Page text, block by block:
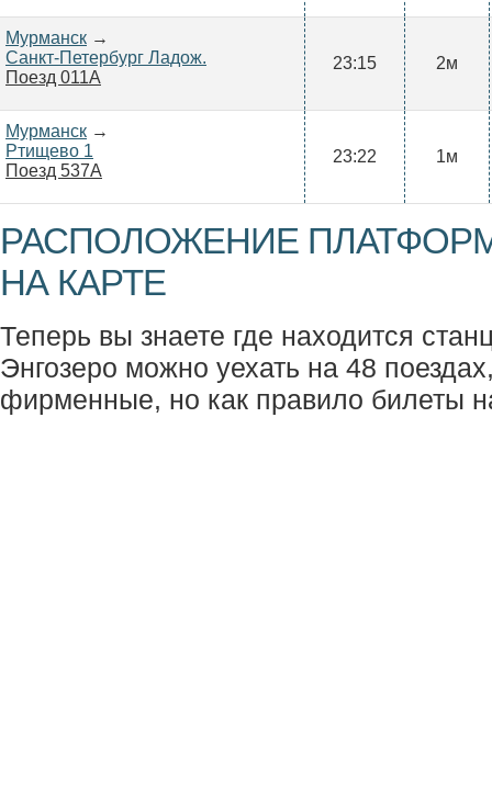
Мурманск →
Санкт-Петербург Ладож.
Поезд 011А
23:15 2м
Мурманск →
Ртищево 1
Поезд 537А
23:22 1м
РАСПОЛОЖЕНИЕ
НА КАРТЕ
Теперь вы знаете где находится
Энгозеро можно уехать на 48
фирменные, но как правило билеты